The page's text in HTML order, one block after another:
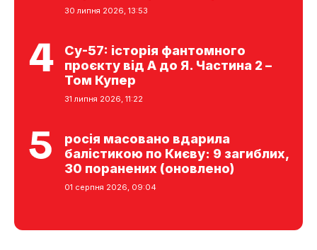
30 липня 2026, 13:53
Су-57: історія фантомного
проєкту від А до Я. Частина 2 –
Том Купер
31 липня 2026, 11:22
росія масовано вдарила
балістикою по Києву: 9 загиблих,
30 поранених (оновлено)
01 серпня 2026, 09:04